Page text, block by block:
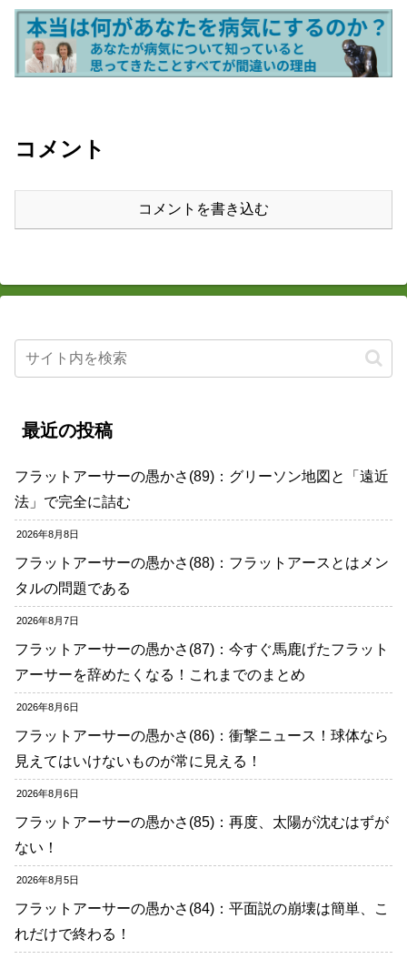
コメント
コメントを書き込む
最近の投稿
フラットアーサーの愚かさ(89)：グリーソン地図と「遠近
法」で完全に詰む
2026年8月8日
フラットアーサーの愚かさ(88)：フラットアースとはメン
タルの問題である
2026年8月7日
フラットアーサーの愚かさ(87)：今すぐ馬鹿げたフラット
アーサーを辞めたくなる！これまでのまとめ
2026年8月6日
フラットアーサーの愚かさ(86)：衝撃ニュース！球体なら
見えてはいけないものが常に見える！
2026年8月6日
フラットアーサーの愚かさ(85)：再度、太陽が沈むはずが
ない！
2026年8月5日
フラットアーサーの愚かさ(84)：平面説の崩壊は簡単、こ
れだけで終わる！